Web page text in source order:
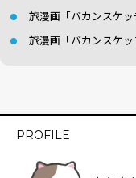
旅漫画「バカンスケ
旅漫画「バカンスケ
PROFILE